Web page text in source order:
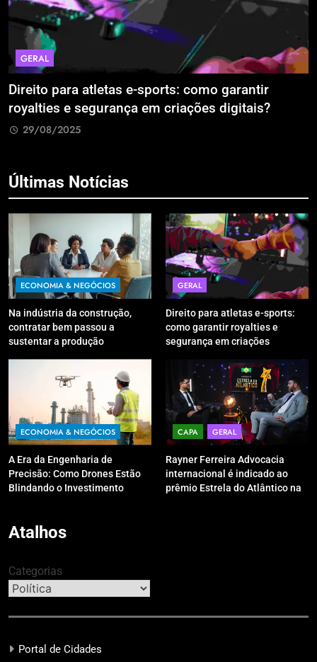
GERAL
Direito para atletas e-sports: como garantir
royalties e segurança em criações digitais?
29/08/2025
Últimas Notícias
ECONOMIA & NEGÓCIOS
Na indústria da construção,
contratar bem passou a
sustentar a produção
GERAL
Direito para atletas e-sports:
como garantir royalties e
segurança em criações
ECONOMIA & NEGÓCIOS
A Era da Engenharia de
Precisão: Como Drones Estão
Blindando o Investimento
CAPA GERAL
Rayner Ferreira Advocacia
internacional é indicado ao
prêmio Estrela do Atlântico na
Atalhos
Categorias
Portal de Cidades